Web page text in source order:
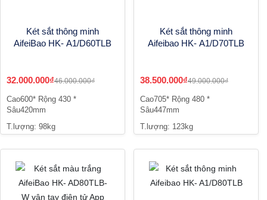
Két sắt thông minh
AifeiBao HK- A1/D60TLB
32.000.000₫46.000.000₫
Cao600* Rộng 430 *
Sâu420mm
T.lượng: 98kg
Két sắt thông minh
Aifeibao HK- A1/D70TLB
38.500.000₫49.000.000₫
Cao705* Rộng 480 *
Sâu447mm
T.lượng: 123kg